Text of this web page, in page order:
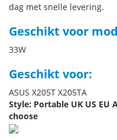
dag met snelle levering.
Geschikt voor
33W
Geschikt voor:
ASUS X205T X205TA
Style: Portable UK US EU
choose